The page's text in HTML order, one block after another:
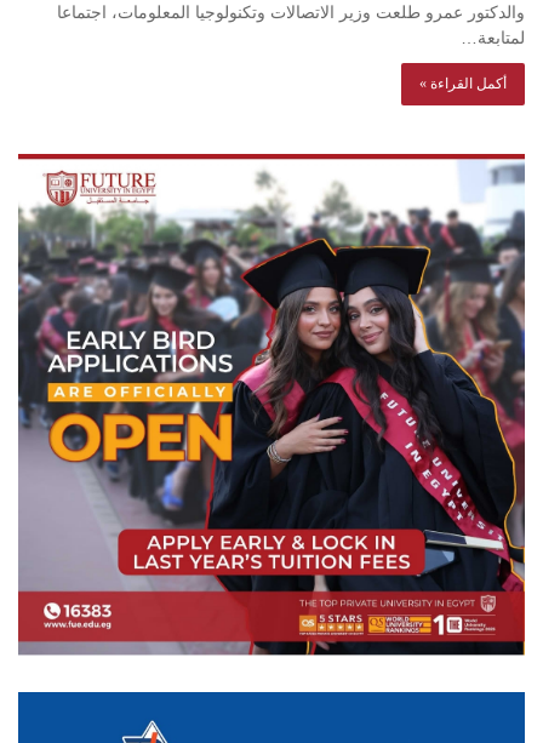
والدكتور عمرو طلعت وزير الاتصالات وتكنولوجيا المعلومات، اجتماعا
لمتابعة…
أكمل القراءة »